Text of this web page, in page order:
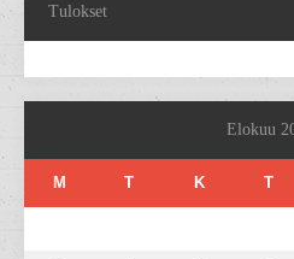
Tulokset
Elokuu
M T K T